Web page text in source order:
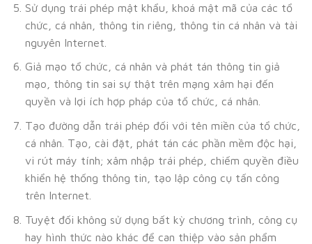
Sử dụng trái phép mật khẩu, khoá mật mã của các tổ
chức, cá nhân, thông tin riêng, thông tin cá nhân và tài
nguyên Internet.
Giả mạo tổ chức, cá nhân và phát tán thông tin giả
mạo, thông tin sai sự thật trên mạng xâm hại đến
quyền và lợi ích hợp pháp của tổ chức, cá nhân.
Tạo đường dẫn trái phép đối với tên miền của tổ chức,
cá nhân. Tạo, cài đặt, phát tán các phần mềm độc hại,
vi rút máy tính; xâm nhập trái phép, chiếm quyền điều
khiển hệ thống thông tin, tạo lập công cụ tấn công
trên Internet.
Tuyệt đối không sử dụng bất kỳ chương trình, công cụ
hay hình thức nào khác để can thiệp vào sản phẩm